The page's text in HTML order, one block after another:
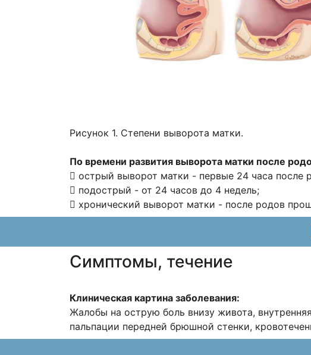
Рисунок 1. Степени выворота матки.
По времени развития выворота матки после
 острый выворот матки - первые 24 часа после
 подострый - от 24 часов до 4 недель;
 хронический выворот матки - после родов
Cимптомы, течение
Клиническая картина заболевания:
Жалобы на острую боль внизу живота,
пальпации передней брюшной стенки,